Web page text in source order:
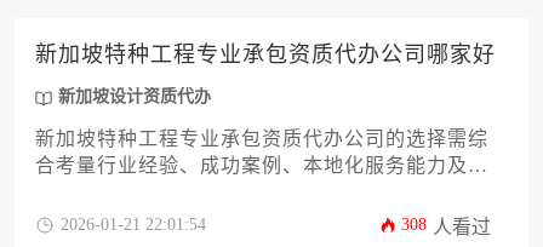
新加坡特种工程专业承包资质代办公司哪家好
新加坡设计资质代办
新加坡特种工程专业承包资质代办公司的选择需综
合考量行业经验、成功案例、本地化服务能力及合
质、专业工程师团队和全流程风险管控能力，能够
2026-01-21 22:01:54 308 人看过